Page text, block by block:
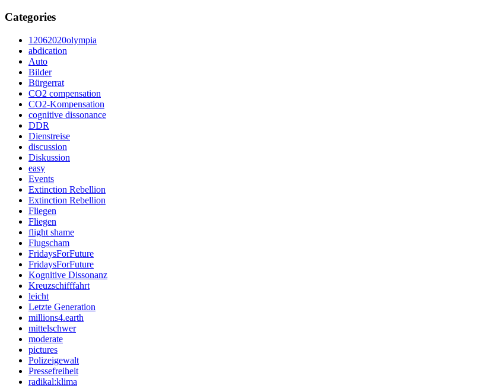
Categories
12062020olympia
abdication
Auto
Bilder
Bürgerrat
CO2 compensation
CO2-Kompensation
cognitive dissonance
DDR
Dienstreise
discussion
Diskussion
easy
Events
Extinction Rebellion
Extinction Rebellion
Fliegen
Fliegen
flight shame
Flugscham
FridaysForFuture
FridaysForFuture
Kognitive Dissonanz
Kreuzschifffahrt
leicht
Letzte Generation
millions4.earth
mittelschwer
moderate
pictures
Polizeigewalt
Pressefreiheit
radikal:klima